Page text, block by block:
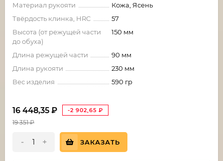
Материал рукояти
Кожа, Ясень
Твёрдость клинка, HRC
57
Высота (от режущей части
до обуха)
150 мм
Длина режущей части
90 мм
Длина рукояти
230 мм
Вес изделия
590 гр
16 448,35 ₽ -2 902,65 ₽
19 351₽
- + ЗАКАЗАТЬ